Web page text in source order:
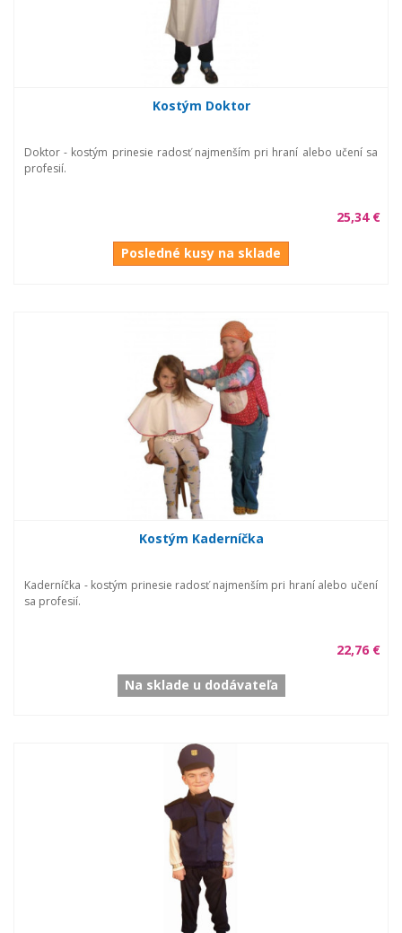
Kostým Doktor
Doktor - kostým prinesie radosť najmenším pri hraní alebo učení sa
profesií.
25,34 €
Posledné kusy na sklade
Kostým Kaderníčka
Kaderníčka - kostým prinesie radosť najmenším pri hraní alebo učení
sa profesií.
22,76 €
Na sklade u dodávateľa